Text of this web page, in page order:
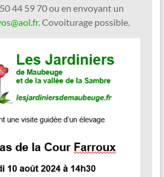
44 59 70 ou en envoyant un
. Covoiturage possible.